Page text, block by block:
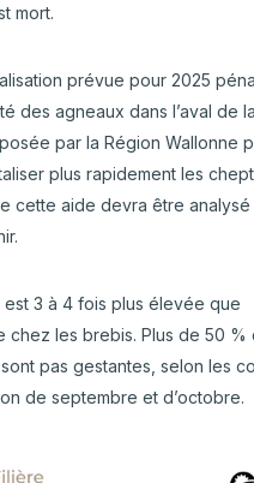
mort.
prévue pour 2025
des agneaux dans l’aval de
par la Région Wallonne
plus rapidement les
cette aide devra être analysé
est 3 à 4 fois plus élevée que
chez les brebis. Plus de 50 %
pas gestantes, selon les
de septembre et d’octobre.